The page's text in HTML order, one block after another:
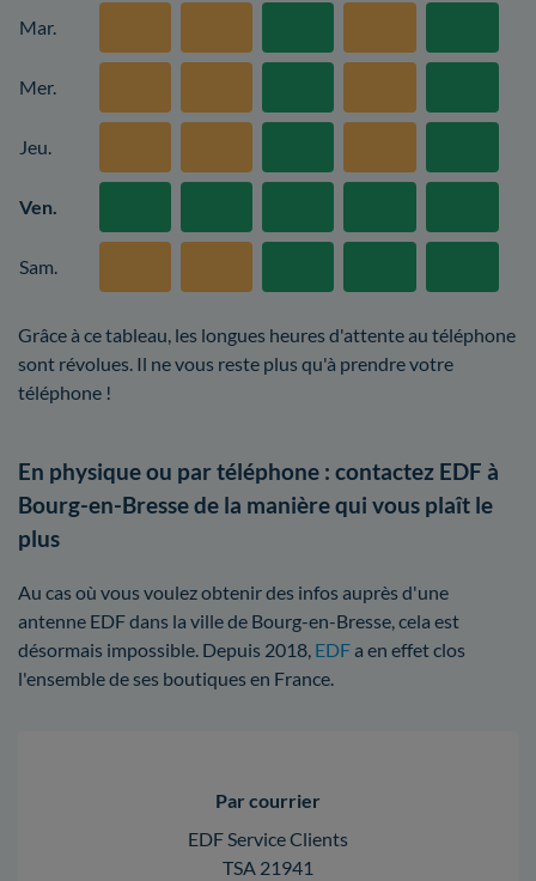
Mar.
Mer.
Jeu.
Ven.
Sam.
Grâce à ce tableau, les longues heures d'attente au téléphone
sont révolues. Il ne vous reste plus qu'à prendre votre
téléphone !
En physique ou par téléphone : contactez EDF à
Bourg-en-Bresse de la manière qui vous plaît le
plus
Au cas où vous voulez obtenir des infos auprès d'une
antenne EDF dans la ville de Bourg-en-Bresse, cela est
désormais impossible. Depuis 2018, EDFa en effet clos
l'ensemble de ses boutiques en France.
Par courrier
EDF Service Clients
TSA 21941